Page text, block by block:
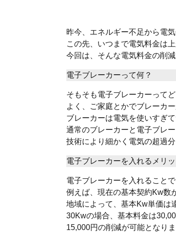
昨今、エネルギー不足から電
この先、いつまで電気料金は
今回は、そんな電気料金の削
電子ブレーカーって何？
そもそも電子ブレーカーって
よく、ご家庭とかでブレーカ
ブレーカーは電気を使いすぎ
通常のブレーカーと電子ブレ
技術により細かく電気の超過
電子ブレーカーを入れるメリッ
電子ブレーカーを入れること
例えば、現在の基本契約Kw数
地域によって、基本Kw単価は
30Kwの場合、基本料金は
15,000円の削減が可能となりま